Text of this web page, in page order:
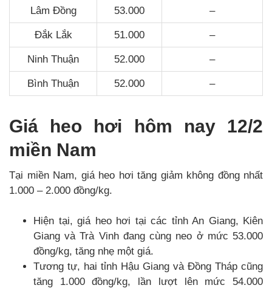
Lâm Đồng 53.000 –
Đắk Lắk 51.000 –
Ninh Thuận 52.000 –
Bình Thuận 52.000 –
Giá heo hơi hôm nay 12/2
miền Nam
Tại miền Nam, giá heo hơi tăng giảm không đồng nhất
1.000 – 2.000 đồng/kg.
Hiện tại, giá heo hơi tại các tỉnh An Giang, Kiên
Giang và Trà Vinh đang cùng neo ở mức 53.000
đồng/kg, tăng nhẹ một giá.
Tương tự, hai tỉnh Hậu Giang và Đồng Tháp cũng
tăng 1.000 đồng/kg, lần lượt lên mức 54.000